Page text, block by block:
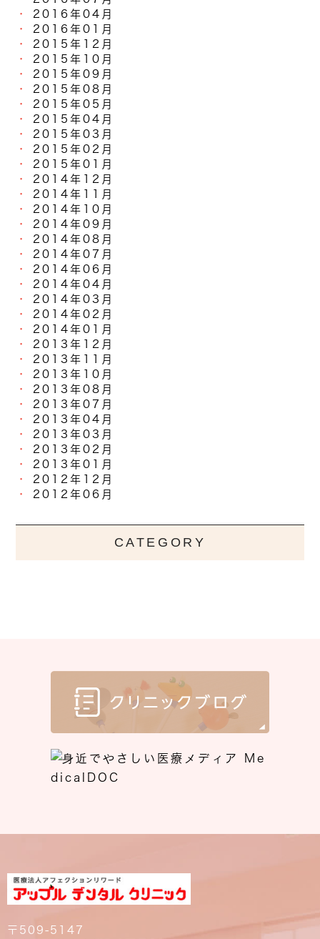
2016年04月
2016年01月
2015年12月
2015年10月
2015年09月
2015年08月
2015年05月
2015年04月
2015年03月
2015年02月
2015年01月
2014年12月
2014年11月
2014年10月
2014年09月
2014年08月
2014年07月
2014年06月
2014年04月
2014年03月
2014年02月
2014年01月
2013年12月
2013年11月
2013年10月
2013年08月
2013年07月
2013年04月
2013年03月
2013年02月
2013年01月
2012年12月
2012年06月
CATEGORY
〒509-5147